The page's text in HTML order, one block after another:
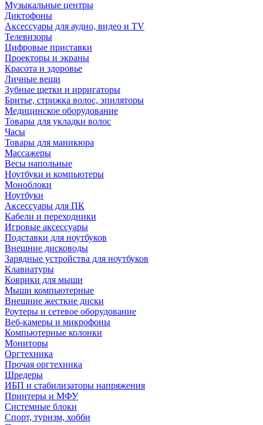
Музыкальные центры
Диктофоны
Аксессуары для аудио, видео и TV
Телевизоры
Цифровые приставки
Проекторы и экраны
Красота и здоровье
Личные вещи
Зубные щетки и ирригаторы
Бритье, стрижка волос, эпиляторы
Медицинское оборудование
Товары для укладки волос
Часы
Товары для маникюра
Массажеры
Весы напольные
Ноутбуки и компьютеры
Моноблоки
Ноутбуки
Аксессуары для ПК
Кабели и переходники
Игровые аксессуары
Подставки для ноутбуков
Внешние дисководы
Зарядные устройства для ноутбуков
Клавиатуры
Коврики для мыши
Мыши компьютерные
Внешние жесткие диски
Роутеры и сетевое оборудование
Веб-камеры и микрофоны
Компьютерные колонки
Мониторы
Оргтехника
Прочая оргтехника
Шредеры
ИБП и стабилизаторы напряжения
Принтеры и МФУ
Системные блоки
Спорт, туризм, хобби